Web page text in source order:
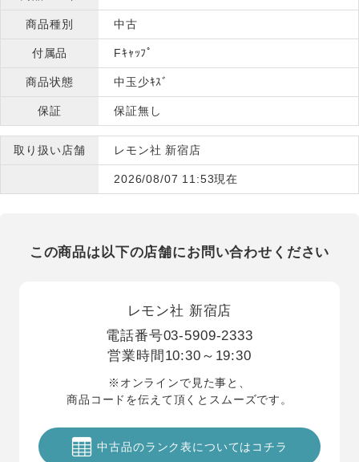
商品種別 中古
付属品 Fｷｬｯﾌﾟ
商品状態 中玉少ｷｽﾞ
保証 保証無し
取り扱い店舗 レモン社 新宿店
2026/08/07 11:53現在
この商品は以下の店舗にお問い合わせください
レモン社 新宿店
電話番号03-5909-2333
営業時間 10:30～19:30
※オンラインで見た事と、
商品コードを伝えて頂くとスムーズです。
中古品のランク表についてはコチラ